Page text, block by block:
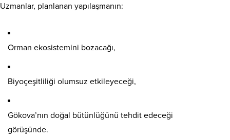
Uzmanlar, planlanan yapılaşmanın:
Orman ekosistemini bozacağı,
Biyoçeşitliliği olumsuz etkileyeceği,
Gökova’nın doğal bütünlüğünü tehdit edeceği
görüşünde.